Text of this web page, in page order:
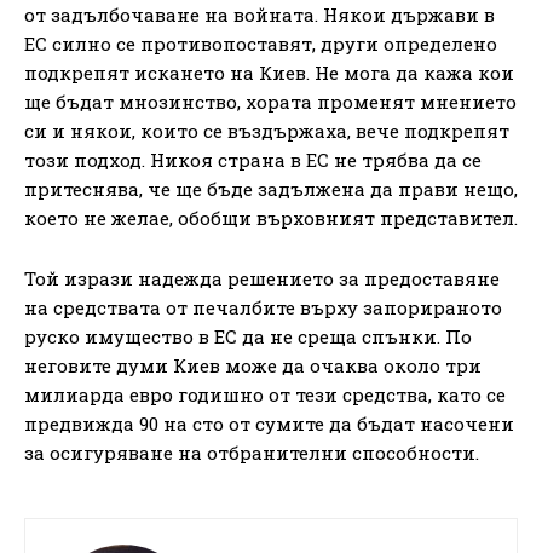
от задълбочаване на войната. Някои държави в
ЕС силно се противопоставят, други определено
подкрепят искането на Киев. Не мога да кажа кои
ще бъдат мнозинство, хората променят мнението
си и някои, които се въздържаха, вече подкрепят
този подход. Никоя страна в ЕС не трябва да се
притеснява, че ще бъде задължена да прави нещо,
което не желае, обобщи върховният представител.
Той изрази надежда решението за предоставяне
на средствата от печалбите върху запорираното
руско имущество в ЕС да не среща спънки. По
неговите думи Киев може да очаква около три
милиарда евро годишно от тези средства, като се
предвижда 90 на сто от сумите да бъдат насочени
за осигуряване на отбранителни способности.